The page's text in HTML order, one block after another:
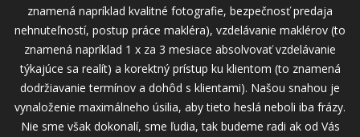
znamená napríklad kvalitné fotografie, bezpečnosť predaja
nehnuteľností, postup práce makléra), vzdelávanie maklérov (to
znamená napríklad 1 x za 3 mesiace absolvovať vzdelávanie
týkajúce sa realít) a korektný prístup ku klientom (to znamená
dodržiavanie termínov a dohôd s klientami). Našou snahou je
vynaloženie maximálneho úsilia, aby tieto heslá neboli iba frázy.
Nie sme však dokonalí, sme ľudia, tak budeme radi ak od Vás